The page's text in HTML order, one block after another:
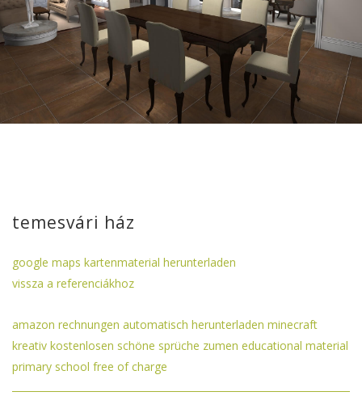
temesvári ház
google maps kartenmaterial herunterladen
vissza a referenciákhoz
amazon rechnungen automatisch herunterladen minecraft
kreativ kostenlosen schöne sprüche zumen educational material
primary school free of charge